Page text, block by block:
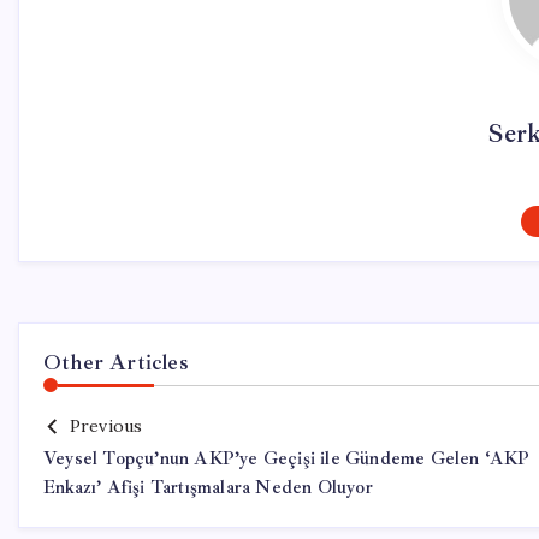
Other Articles
Previous
Veysel Topçu’nun AKP’ye Geçişi ile Gündeme Gelen ‘AKP
Enkazı’ Afişi Tartışmalara Neden Oluyor